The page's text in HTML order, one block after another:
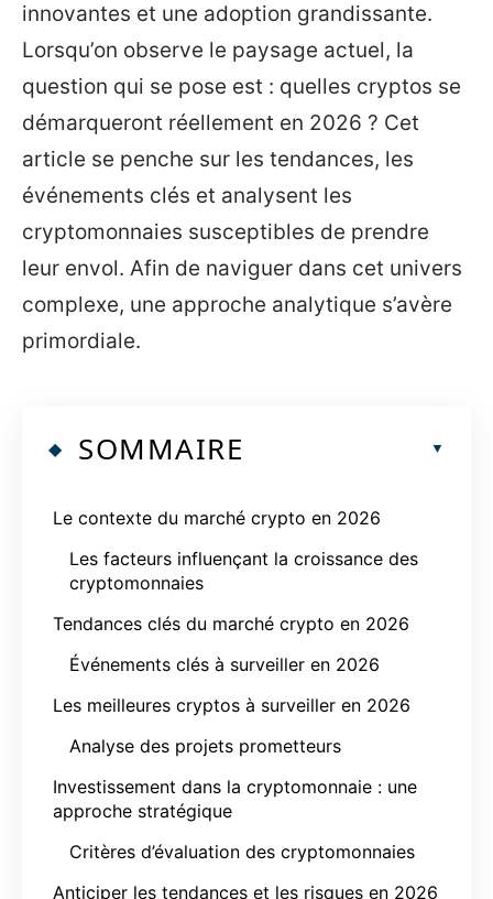
innovantes et une adoption grandissante.
Lorsqu’on observe le paysage actuel, la
question qui se pose est : quelles cryptos se
démarqueront réellement en 2026 ? Cet
article se penche sur les tendances, les
événements clés et analysent les
cryptomonnaies susceptibles de prendre
leur envol. Afin de naviguer dans cet univers
complexe, une approche analytique s’avère
primordiale.
SOMMAIRE
Le contexte du marché crypto en 2026
Les facteurs influençant la croissance des
cryptomonnaies
Tendances clés du marché crypto en 2026
Événements clés à surveiller en 2026
Les meilleures cryptos à surveiller en 2026
Analyse des projets prometteurs
Investissement dans la cryptomonnaie : une
approche stratégique
Critères d’évaluation des cryptomonnaies
Anticiper les tendances et les risques en 2026